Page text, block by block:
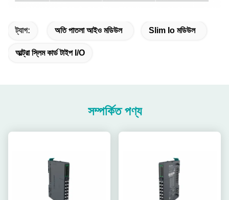
ট্যাগ: অতি পাতলা আইও মডিউল Slim Io মডিউল
আল্ট্রা স্লিম কার্ড টাইপ I/o
সম্পর্কিত পণ্য